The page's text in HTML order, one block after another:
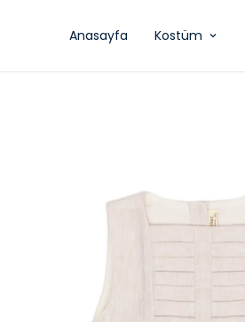
Anasayfa Kostüm